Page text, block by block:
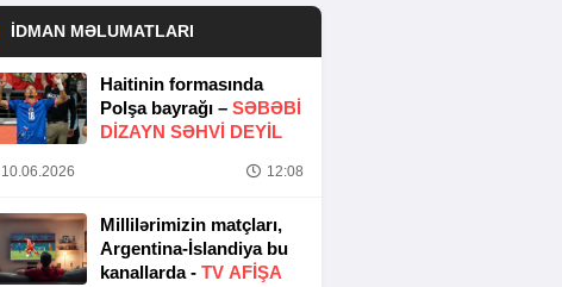
İDMAN MƏLUMATLARI
Haitinin formasında
Polşa bayrağı – SƏBƏBI
DIZAYN SƏHVI DEYIL
10.06.2026 12:08
Millilərimizin matçları,
Argentina-İslandiya bu
kanallarda - TV AFİŞA